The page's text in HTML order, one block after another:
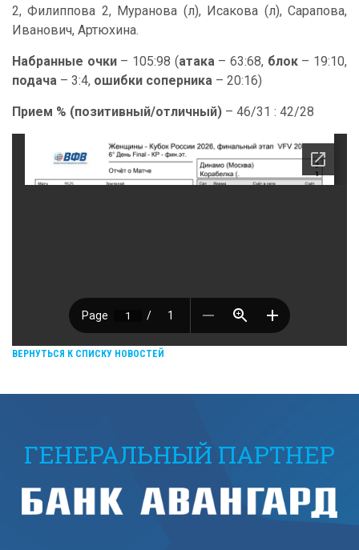
2, Филиппова 2, Муранова (л), Исакова (л), Сарапова,
Иванович, Артюхина.
Набранные очки– 105:98 (атака– 63:68, блок– 19:10,
подача – 3:4, ошибки соперника – 20:16)
Прием % (позитивный/отличный) – 46/31 : 42/28
ВЕРНУТЬСЯ К СПИСКУ НОВОСТЕЙ
ГЕНЕРАЛЬНЫЙ ПАРТНЕР